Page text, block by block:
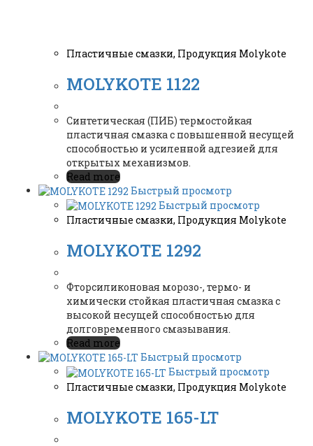
Пластичные смазки, Продукция Molykote
MOLYKOTE 1122
Синтетическая (ПИБ) термостойкая
пластичная смазка с повышенной несущей
способностью и усиленной адгезией для
открытых механизмов.
Read more
Быстрый просмотр
Быстрый просмотр
Пластичные смазки, Продукция Molykote
MOLYKOTE 1292
Фторсиликоновая морозо-, термо- и
химически стойкая пластичная смазка с
высокой несущей способностью для
долговременного смазывания.
Read more
Быстрый просмотр
Быстрый просмотр
Пластичные смазки, Продукция Molykote
MOLYKOTE 165-LT